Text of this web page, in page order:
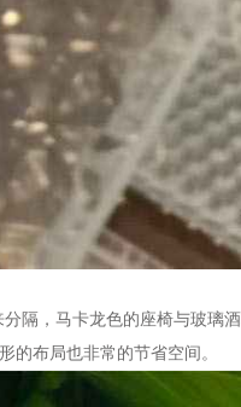
隔，马卡龙色的座椅与玻璃
的布局也非常的节省空间。